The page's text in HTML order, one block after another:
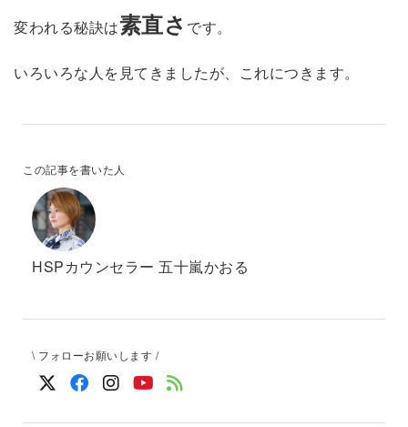
変われる秘訣は素直さ です。
いろいろな人を見てきましたが、これにつきます。
この記事を書いた人
HSPカウンセラー 五十嵐かおる
\ フォローお願いします /